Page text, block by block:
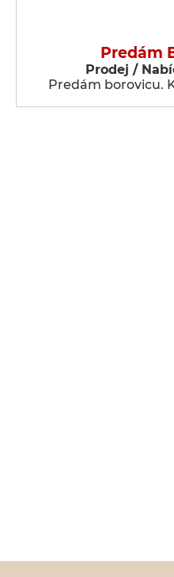
Predám
Prodej /
Predám borovicu.